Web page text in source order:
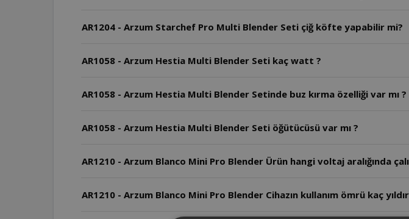
AR1204 - Arzum Starchef Pro Multi Blender Seti çiğ köfte yapabilir mi?
AR1058 - Arzum Hestia Multi Blender Seti kaç watt ?
AR1058 - Arzum Hestia Multi Blender Setinde buz kırma özelliği var mı ?
AR1058 - Arzum Hestia Multi Blender Seti öğütücüsü var mı ?
AR1210 - Arzum Blanco Mini Pro Blender Ürün hangi voltaj aralığında
AR1210 - Arzum Blanco Mini Pro Blender Cihazın kullanım ömrü kaç